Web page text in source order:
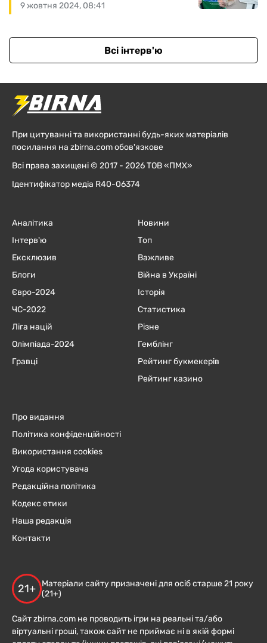
9 жовтня 2024, 08:41
Всі інтерв'ю
При цитуванні та використанні будь-яких матеріалів
посилання на zbirna.com обов'язкове
Всі права захищені © 2017 - 2026 ТОВ «ПМХ»
Ідентифікатор медіа R40-06374
Аналітика
Інтерв'ю
Ексклюзив
Блоги
Євро-2024
ЧC-2022
Ліга націй
Олімпіада-2024
Гравці
Новини
Топ
Важливе
Війна в Україні
Історія
Статистика
Різне
Гемблінг
Рейтинг букмекерів
Рейтинг казино
Про видання
Політика конфіденційності
Використання cookies
Угода користувача
Редакційна політика
Кодекс етики
Наша редакція
Контакти
21+
Матеріали сайту призначені для осіб старше 21 року
(21+)
Сайт zbirna.com не проводить ігри на реальні та/або
віртуальні гроші, також сайт не приймає ні в якій формі